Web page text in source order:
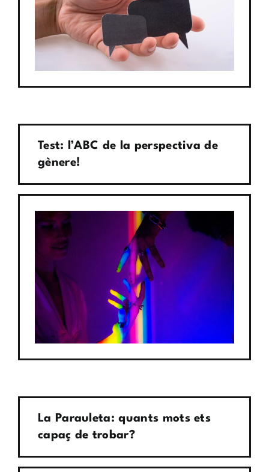
Test: l’ABC de la perspectiva de
gènere!
La Parauleta: quants mots ets
capaç de trobar?